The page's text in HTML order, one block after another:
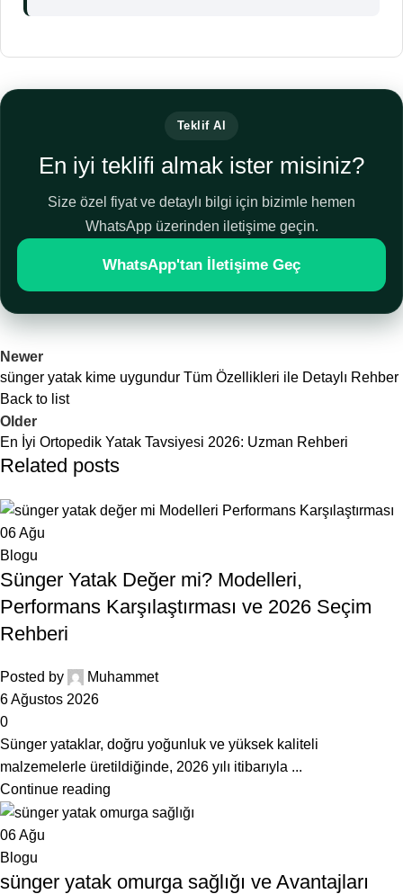
Teklif Al
En iyi teklifi almak ister misiniz?
Size özel fiyat ve detaylı bilgi için bizimle hemen
WhatsApp üzerinden iletişime geçin.
WhatsApp'tan İletişime Geç
Newer
sünger yatak kime uygundur Tüm Özellikleri ile Detaylı Rehber
Back to list
Older
En İyi Ortopedik Yatak Tavsiyesi 2026: Uzman Rehberi
Related posts
06Ağu
Blogu
Sünger Yatak Değer mi? Modelleri,
Performans Karşılaştırması ve 2026 Seçim
Rehberi
Posted by
Muhammet
6 Ağustos 2026
0
Sünger yataklar, doğru yoğunluk ve yüksek kaliteli
malzemelerle üretildiğinde, 2026 yılı itibarıyla ...
Continue reading
06Ağu
Blogu
sünger yatak omurga sağlığı ve Avantajları